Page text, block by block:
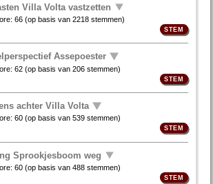
Villa Volta vastzetten
66 (op basis van2218 stemmen)
Assepoester
62 (op basis van206 stemmen)
achter Villa Volta
60 (op basis van539 stemmen)
Sprookjesboom weg
60 (op basis van488 stemmen)